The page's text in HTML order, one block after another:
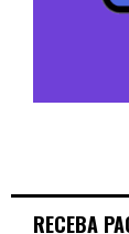
RECEBA